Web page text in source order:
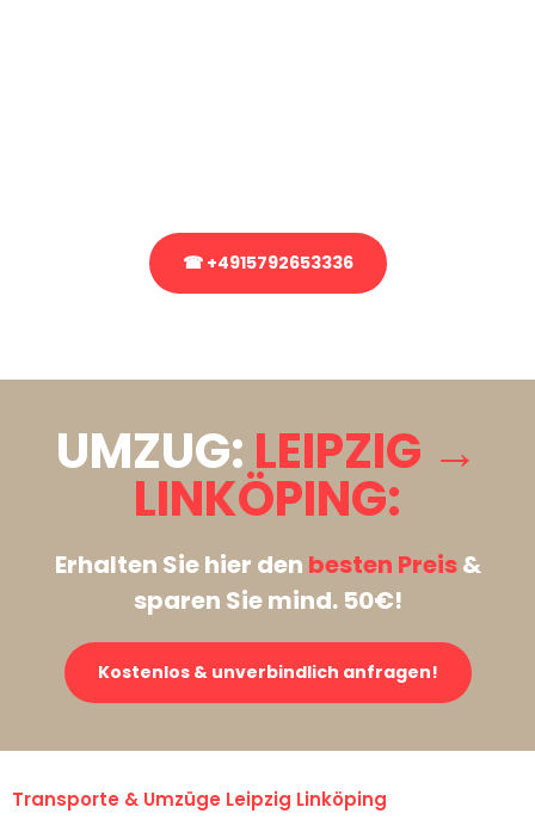
☎ +4915792653336
UMZUG: LEIPZIG →
LINKÖPING:
Erhalten Sie hier den besten Preis&
sparen Sie mind. 50€!
Kostenlos & unverbindlich anfragen!
Transporte & Umzüge Leipzig Linköping